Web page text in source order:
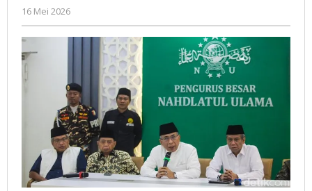
Muktamar
35
16 Mei 2026
Gatot
Susanto